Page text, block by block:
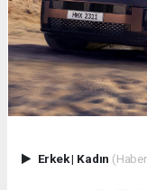
Erkek| Kadın